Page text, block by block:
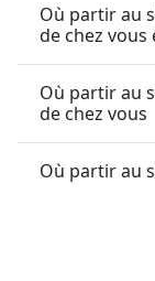
Où partir au
de chez vous
Où partir au
de chez vous
Où partir au